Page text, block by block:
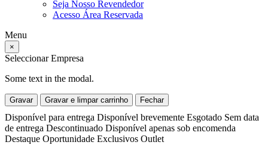
Seja Nosso Revendedor
Acesso Área Reservada
Menu
×
Seleccionar Empresa
Some text in the modal.
Gravar Gravar e limpar carrinho Fechar
Disponível para entrega Disponível brevemente Esgotado Sem data
de entrega Descontinuado Disponível apenas sob encomenda
Destaque Oportunidade Exclusivos Outlet